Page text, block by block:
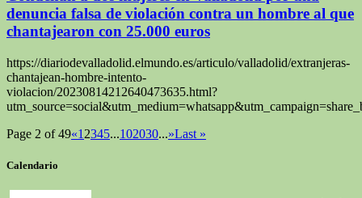
denuncia falsa de violación contra un hombre al que
chantajearon con 25.000 euros
https://diariodevalladolid.elmundo.es/articulo/valladolid/extranjeras-
chantajean-hombre-intento-
violacion/20230814212640473635.html?
Page 2 of 49«1 2345...102030...»Last »
Calendario